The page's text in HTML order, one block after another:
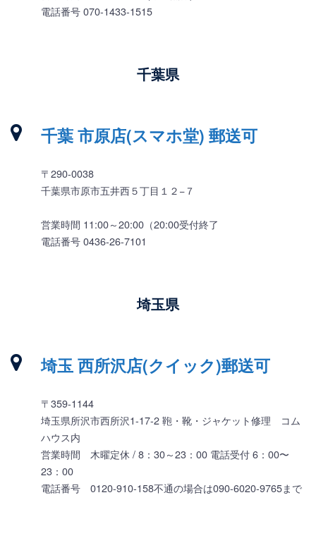
電話番号 070-1433-1515
千葉県
千葉 市原店(スマホ堂) 郵送可
〒290-0038
千葉県市原市五井西５丁目１２−７
営業時間 11:00～20:00（20:00受付終了
電話番号 0436-26-7101
埼玉県
埼玉 西所沢店(クイック)郵送可
〒359-1144
埼玉県所沢市西所沢1-17-2 鞄・靴・ジャケット修理 コム
ハウス内
営業時間 木曜定休 / 8：30～23：00 電話受付 6：00〜
23：00
電話番号 0120-910-158不通の場合は090-6020-9765まで